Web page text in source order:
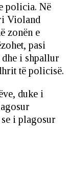
policia. Në
Violand
zonën e
pasi
i shpallur
të policisë.
duke i
i plagosur